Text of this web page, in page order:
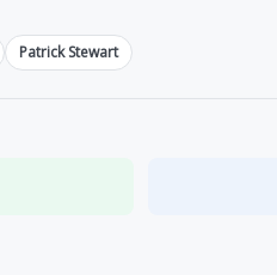
Patrick Stewart